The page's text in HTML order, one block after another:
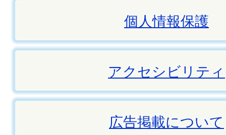
個人情報保護
アクセシビリティ
広告掲載について